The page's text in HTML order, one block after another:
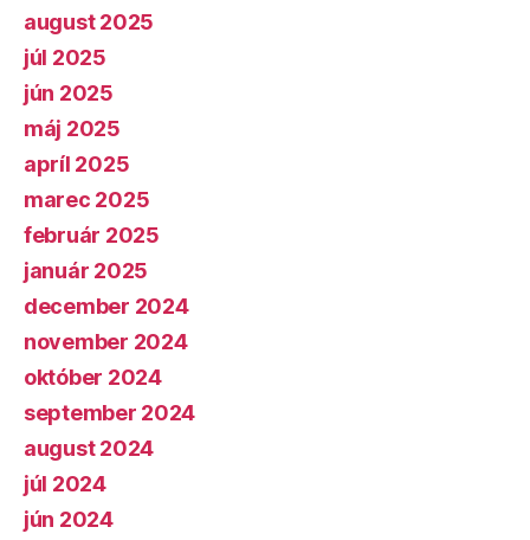
august 2025
júl 2025
jún 2025
máj 2025
apríl 2025
marec 2025
február 2025
január 2025
december 2024
november 2024
október 2024
september 2024
august 2024
júl 2024
jún 2024